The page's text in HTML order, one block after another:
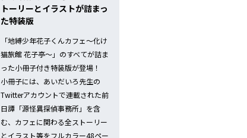
トーリーとイラストが詰まっ
た特装版
「地縛少年花子くんカフェ～化け
猫旅館 花子亭～」のすべてが詰ま
った小冊子付き特装版が登場！
小冊子には、あいだいろ先生の
Twitterアカウントで連載された前
日譚「源怪異探偵事務所」を含
む、カフェに関わる全ストーリー
とイラスト等をフルカラー48ペー